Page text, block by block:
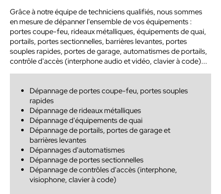
Grâce à notre équipe de techniciens qualifiés, nous sommes
en mesure de dépanner l'ensemble de vos équipements :
portes coupe-feu, rideaux métalliques, équipements de quai,
portails, portes sectionnelles, barrières levantes, portes
souples rapides, portes de garage, automatismes de portails,
contrôle d'accès (interphone audio et vidéo, clavier à code)...
Dépannage de portes coupe-feu, portes souples
rapides
Dépannage de rideaux métalliques
Dépannage d'équipements de quai
Dépannage de portails, portes de garage et
barrières levantes
Dépannages d'automatismes
Dépannage de portes sectionnelles
Dépannage de contrôles d'accès (interphone,
visiophone, clavier à code)